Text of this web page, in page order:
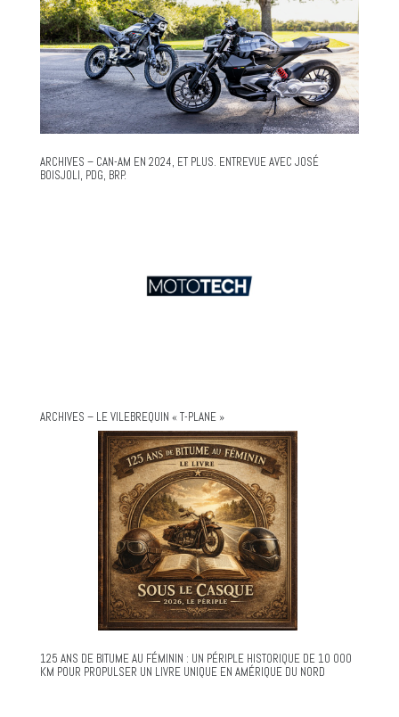
ARCHIVES – CAN-AM EN 2024, ET PLUS. ENTREVUE AVEC JOSÉ
BOISJOLI, PDG, BRP.
ARCHIVES – LE VILEBREQUIN « T-PLANE »
125 ANS DE BITUME AU FÉMININ : UN PÉRIPLE HISTORIQUE DE 10 000
KM POUR PROPULSER UN LIVRE UNIQUE EN AMÉRIQUE DU NORD